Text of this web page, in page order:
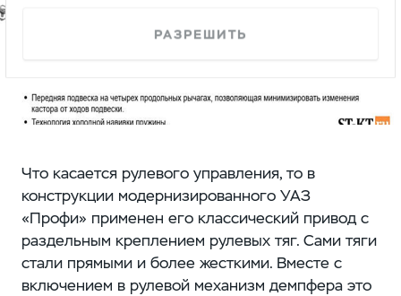
Что касается рулевого управления, то в
конструкции модернизированного УАЗ
«Профи» применен его классический привод с
раздельным креплением рулевых тяг. Сами тяги
стали прямыми и более жесткими. Вместе с
включением в рулевой механизм демпфера это
РАЗРЕШИТЬ